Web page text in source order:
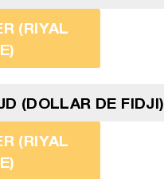
(RIYAL
(DOLLAR DE FIDJI)
(RIYAL